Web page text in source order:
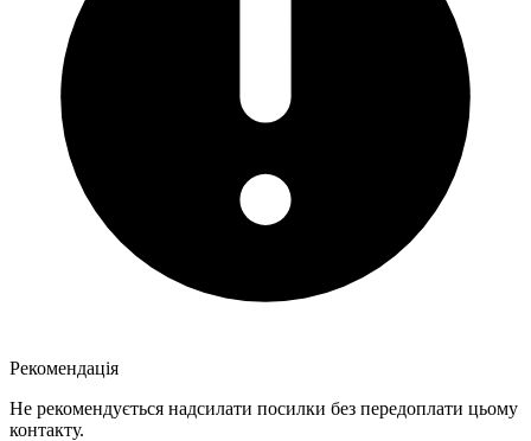
Рекомендація
Не рекомендується надсилати посилки без передоплати цьому
контакту.